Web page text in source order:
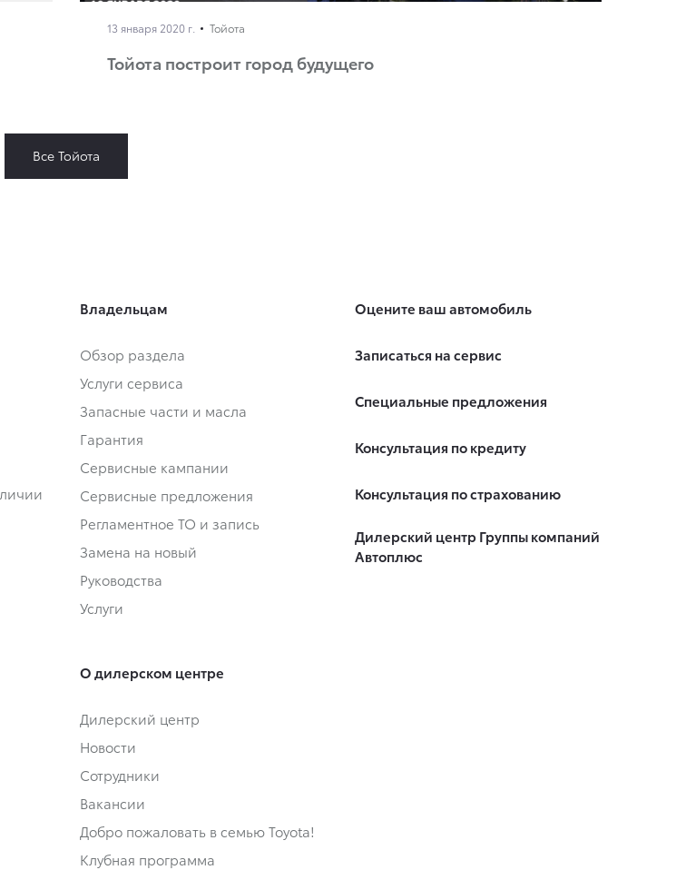
13 января 2020 г. Тойота
Тойота построит город будущего
Все Тойота
Владельцам
Обзор раздела
Услуги сервиса
Запасные части и масла
Гарантия
Сервисные кампании
Сервисные предложения
Регламентное ТО и запись
Замена на новый
Руководства
Услуги
О дилерском центре
Дилерский центр
Новости
Сотрудники
Вакансии
Добро пожаловать в семью Toyota!
Клубная программа
Оцените ваш автомобиль
Записаться на сервис
Специальные предложения
Консультация по кредиту
Консультация по страхованию
Дилерский центр Группы компаний
Автоплюс